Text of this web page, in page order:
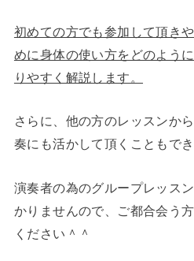
初めての方でも参加して頂き
めに身体の使い方をどのよう
りやすく解説します。
さらに、他の方のレッスンか
奏にも活かして頂くこともでき
演奏者の為のグループレッス
かりませんので、ご都合会う
ください＾＾